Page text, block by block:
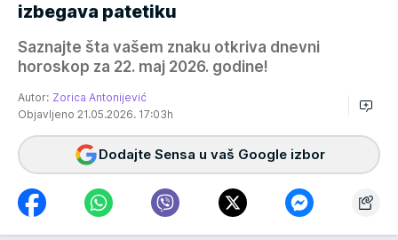
izbegava patetiku
Saznajte šta vašem znaku otkriva dnevni
horoskop za 22. maj 2026. godine!
Autor: Zorica Antonijević
Objavljeno 21.05.2026. 17:03h
Dodajte Sensa u vaš Google izbor